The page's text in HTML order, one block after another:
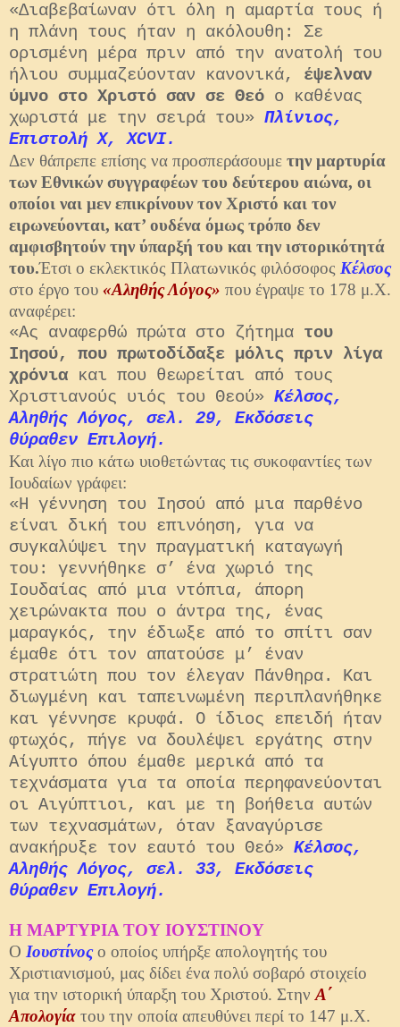
«Διαβεβαίωναν ότι όλη η αμαρτία τους ή
η πλάνη τους ήταν η ακόλουθη: Σε
ορισμένη μέρα πριν από την ανατολή του
ήλιου συμμαζεύονταν κανονικά, έψελναν
ύμνο στο Χριστό σαν σε Θεό ο καθένας
χωριστά με την σειρά του» Πλίνιος,
Επιστολή X, XCVI.
Δεν θάπρεπε επίσης να προσπεράσουμε την μαρτυρία
των Εθνικών συγγραφέων του δεύτερου αιώνα, οι
οποίοι ναι μεν επικρίνουν τον Χριστό και τον
ειρωνεύονται, κατ’ ουδένα όμως τρόπο δεν
αμφισβητούν την ύπαρξή του και την ιστορικότητά
του.Έτσι ο εκλεκτικός Πλατωνικός φιλόσοφος Κέλσος
στο έργο του «Αληθής Λόγος» που έγραψε το 178 μ.Χ.
αναφέρει:
«Ας αναφερθώ πρώτα στο ζήτημα του
Ιησού, που πρωτοδίδαξε μόλις πριν λίγα
χρόνια και που θεωρείται από τους
Χριστιανούς υιός του Θεού» Κέλσος,
Αληθής Λόγος, σελ. 29, Εκδόσεις
θύραθεν Επιλογή.
Και λίγο πιο κάτω υιοθετώντας τις συκοφαντίες των
Ιουδαίων γράφει:
«Η γέννηση του Ιησού από μια παρθένο
είναι δική του επινόηση, για να
συγκαλύψει την πραγματική καταγωγή
του: γεννήθηκε σ’ ένα χωριό της
Ιουδαίας από μια ντόπια, άπορη
χειρώνακτα που ο άντρα της, ένας
μαραγκός, την έδιωξε από το σπίτι σαν
έμαθε ότι τον απατούσε μ’ έναν
στρατιώτη που τον έλεγαν Πάνθηρα. Και
διωγμένη και ταπεινωμένη περιπλανήθηκε
και γέννησε κρυφά. Ο ίδιος επειδή ήταν
φτωχός, πήγε να δουλέψει εργάτης στην
Αίγυπτο όπου έμαθε μερικά από τα
τεχνάσματα για τα οποία περηφανεύονται
οι Αιγύπτιοι, και με τη βοήθεια αυτών
των τεχνασμάτων, όταν ξαναγύρισε
ανακήρυξε τον εαυτό του Θεό» Κέλσος,
Αληθής Λόγος, σελ. 33, Εκδόσεις
θύραθεν Επιλογή.
Η ΜΑΡΤΥΡΙΑ ΤΟΥ ΙΟΥΣΤΙΝΟΥ
Ο Ιουστίνοςο οποίος υπήρξε απολογητής του
Χριστιανισμού, μας δίδει ένα πολύ σοβαρό στοιχείο
για την ιστορική ύπαρξη του Χριστού. Στην Α΄
Απολογία του την οποία απευθύνει περί το 147 μ.Χ.